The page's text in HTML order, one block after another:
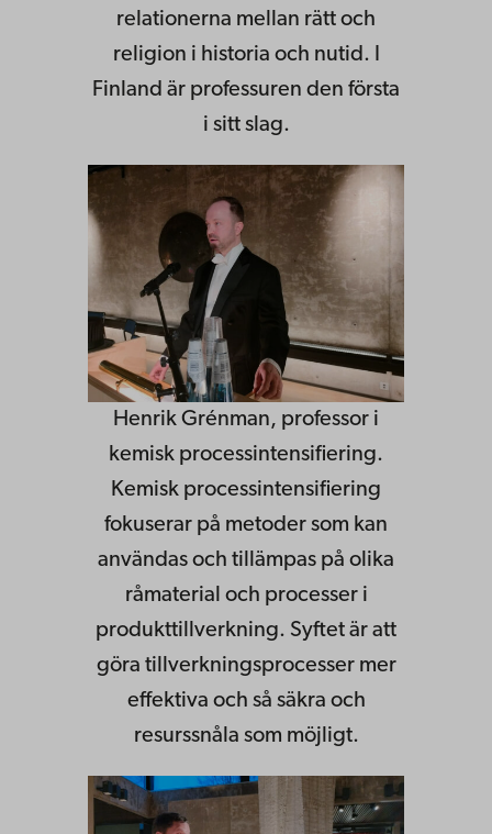
relationerna mellan rätt och
religion i historia och nutid. I
Finland är professuren den första
i sitt slag.
Henrik Grénman, professor i
kemisk processintensifiering.
Kemisk processintensifiering
fokuserar på metoder som kan
användas och tillämpas på olika
råmaterial och processer i
produkttillverkning. Syftet är att
göra tillverkningsprocesser mer
effektiva och så säkra och
resurssnåla som möjligt.